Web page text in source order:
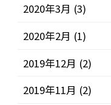
2020年3月 (3)
2020年2月 (1)
2019年12月 (2)
2019年11月 (2)